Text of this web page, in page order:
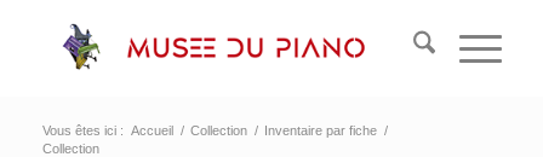
Vous êtes ici : Accueil / Collection / Inventaire par fiche /
Collection